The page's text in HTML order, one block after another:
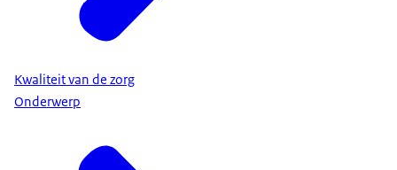
Kwaliteit van de zorg
Onderwerp